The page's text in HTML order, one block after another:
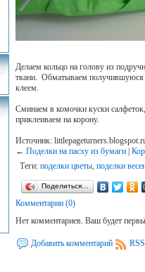
Делаем кольцо на голову из
ткани. Обматываем получившуюся
клеем.
Сминаем в комочки куски
приклеиваем на корону.
Источник:
← Поделки на пасху из бумаги|
Теги: поделки цветы, поделки
Поделиться…
Комментарии (0)
Нет комментариев. Ваш будет
Добавить комментарий